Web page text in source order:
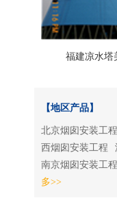
福建凉水塔
【地区产品】
北京烟囱安装工程
西烟囱安装工程
南京烟囱安装工程
多>>